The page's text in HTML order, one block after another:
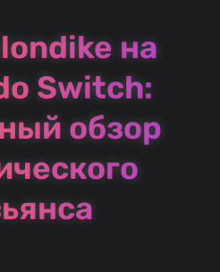
на
Switch:
обзор